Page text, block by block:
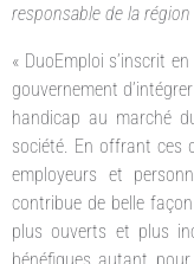
responsable de la
« DuoEmploi s’inscrit
gouvernement
handicap au marché
société. En offrant ces
employeurs et
contribue de belle
plus ouverts et plus